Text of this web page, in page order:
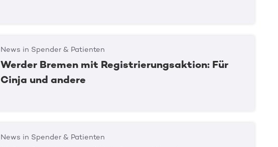
News in Spender & Patienten
Werder Bremen mit Registrierungsaktion: Für
Cinja und andere
News in Spender & Patienten